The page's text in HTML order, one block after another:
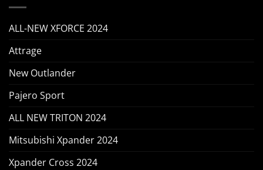
ALL-NEW XFORCE 2024
Attrage
New Outlander
Pajero Sport
ALL NEW TRITON 2024
Mitsubishi Xpander 2024
Xpander Cross 2024